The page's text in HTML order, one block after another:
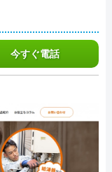
今すぐ電話